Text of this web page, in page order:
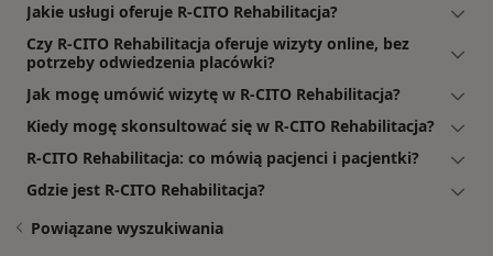
Jakie usługi oferuje R-CITO Rehabilitacja?
Czy R-CITO Rehabilitacja oferuje wizyty online, bez
potrzeby odwiedzenia placówki?
Jak mogę umówić wizytę w R-CITO Rehabilitacja?
Kiedy mogę skonsultować się w R-CITO Rehabilitacja?
R-CITO Rehabilitacja: co mówią pacjenci i pacjentki?
Gdzie jest R-CITO Rehabilitacja?
Powiązane wyszukiwania